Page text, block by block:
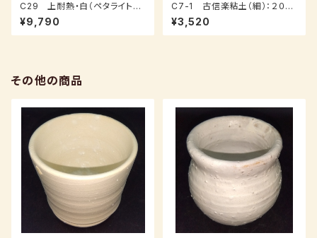
C29 上耐熱・白（ペタライト入
り）：２０ｋｇ
¥9,790
C7-1 古信楽粘土（細）：２０ｋ
ｇ
¥3,520
その他の商品